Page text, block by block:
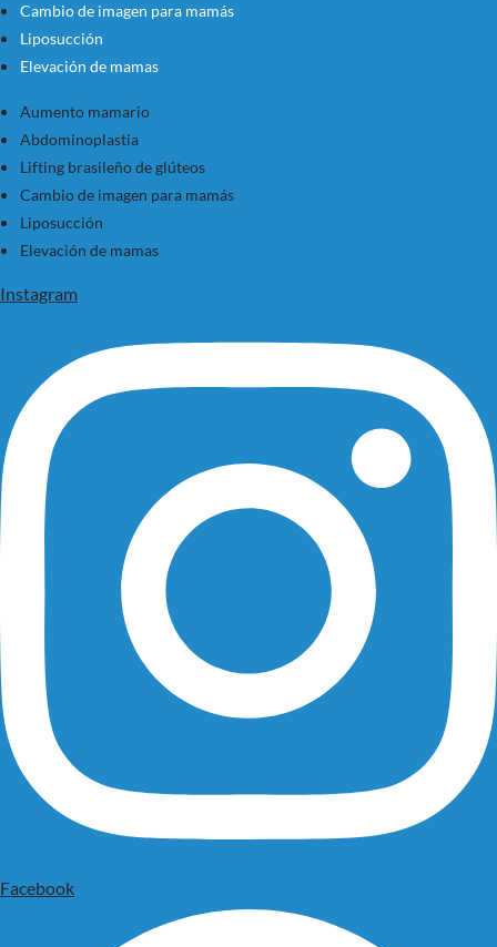
Cambio de imagen para mamás
Liposucción
Elevación de mamas
Aumento mamario
Abdominoplastia
Lifting brasileño de glúteos
Cambio de imagen para mamás
Liposucción
Elevación de mamas
Instagram
Facebook